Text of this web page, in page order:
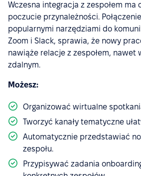
Wczesna integracja z zespołem ma
poczucie przynależności.
popularnymi narzędziami do
Zoom i Slack, sprawia, że nowy
nawiąże relacje z zespołem, nawet
zdalnym.
Możesz:
Organizować wirtualne
Tworzyć kanały tematyczne
Automatycznie przedstawiać
zespołu.
Przypisywać zadania